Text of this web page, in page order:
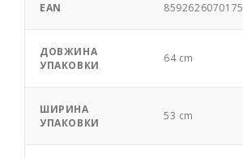
EAN 8592626070175
ДОВЖИНА
УПАКОВКИ
64 cm
ШИРИНА
УПАКОВКИ
53 cm